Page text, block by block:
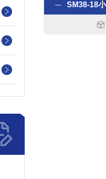
SM38-18